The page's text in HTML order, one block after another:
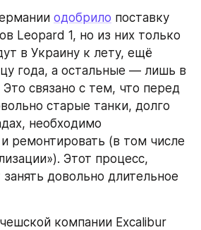
одобрило поставку
Leopard 1, но из них только
в Украину к лету, ещё
года, а остальные — лишь в
связано с тем, что перед
старые танки, долго
необходимо
и ремонтировать (в том числе
Этот процесс,
довольно длительное
компании Excalibur